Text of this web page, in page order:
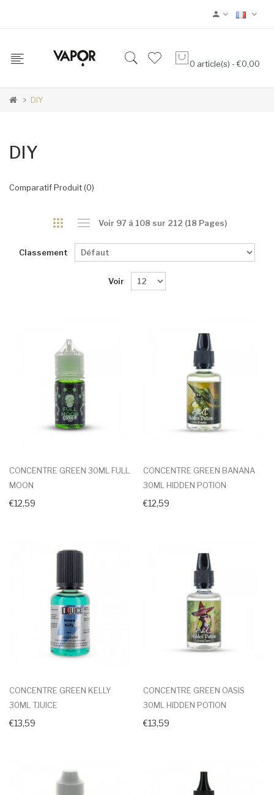
0 article(s) - €0,00
DIY
DIY
Comparatif Produit (0)
Voir 97 à 108 sur 212 (18 Pages)
Classement
Voir
CONCENTRE GREEN 30ML FULL
MOON
€12,59
CONCENTRE GREEN BANANA
30ML HIDDEN POTION
€12,59
CONCENTRE GREEN KELLY
30ML TJUICE
€13,59
CONCENTRE GREEN OASIS
30ML HIDDEN POTION
€13,59